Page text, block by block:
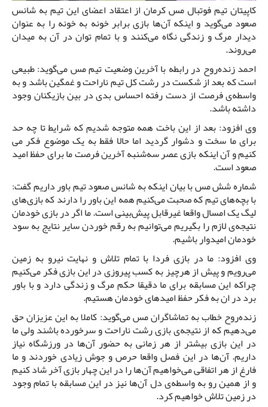
کاپیتان تیم فوتبال مس کرمان از اعتقاد اعضای این تیم به شانس
صعود می‌گوید و اینکه آن‌ها بازی برابر خونه به خونه را به عنوان
دیدار مرگ و زندگی نگاه می‌کنند و با تمام توان در آن به میدان
می‌روند.
احمد زنده‌روح در رابطه با آخرین وضعیت تیم مس می‌گوید: طبیعی
است که بعد از شکست در رشت کل تیم ناراحت و غمگین باشد و به
واسطه‌ی فرصت از دست رفته احساس بدی در بین بازیکنان وجود
داشته باشد.
وی افزود: بعد از این باخت همه متوجه شدیم که شرایط تا چه حد
برای ما سخت و دشوار گردید اما حالا فقط به یک موضوع فکر می
کنیم و آن اینکه بازی عصر سه‌شنبه آخرین فرصت ما برای حفظ امید
صعود است.
شماره شش مس با بیان اینکه به شانس صعود تیم باور داریم گفت:
با بچه‌های تیم که صحبت می‌کنیم همه این باور را دارند که بازی‌های
لیگ یک امسال واقعا غیرقابل پیش‌بینی است. ما اگر در بازی خودمان
نتیجه‌ی لازم را بگیریم می‌توانیم به رقم خوردن سایر نتایج به سود
خودمان امیدوار باشیم.
وی افزود: ما در بازی فردا با تمام تلاش و نهایت نیرو به زمین
می‌رویم و پیش از هرچیز به کسب پیروزی در این بازی فکر می‌کنیم
چراکه این مسابقه برای ما دقیقا حکم مرگ و زندگی دارد و با باور
برد در ان به فکر حفظ امیدهای خودمان هستیم.
زنده‌روح خطاب به تماشاگران مس می‌گوید: کاملا به این عزیزان حق
می‌دهیم که از نتیجه‌ی بازی رشت ناراحت و سرخورده باشند ولی ما
در این بازی بیشتر از هر زمانی به حضور آن‌ها در ورزشگاه نیاز
داریم. آن‌ها در این فصل واقعا حرص و جوش زیادی خوردند و ما
فارغ از هر اتفاقی می‌خواهیم آن‌ها را در این چهار بازی آخر شاد کنیم
و از همین رو به واسطه‌ی دل آن‌ها نیز در این مسابقه با تمام وجود
در زمین تلاش خواهیم کرد.